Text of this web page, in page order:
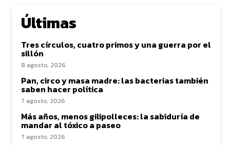
Últimas
Tres círculos, cuatro primos y una guerra por el
sillón
8 agosto, 2026
Pan, circo y masa madre: las bacterias también
saben hacer política
7 agosto, 2026
Más años, menos gilipolleces: la sabiduría de
mandar al tóxico a paseo
7 agosto, 2026